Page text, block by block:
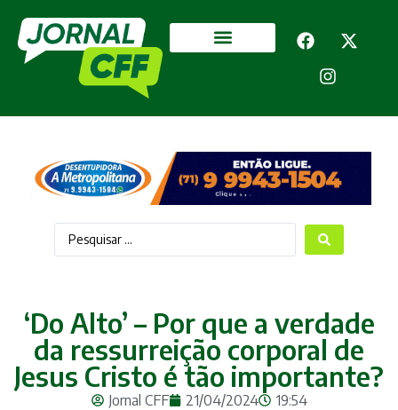
‘Do Alto’ – Por que a verdade
da ressurreição corporal de
Jesus Cristo é tão importante?
Jornal CFF 21/04/2024 19:54